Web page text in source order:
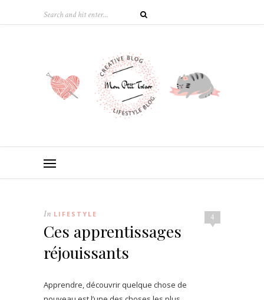
4
In LIFESTYLE
Ces apprentissages
réjouissants
Apprendre, découvrir quelque chose de